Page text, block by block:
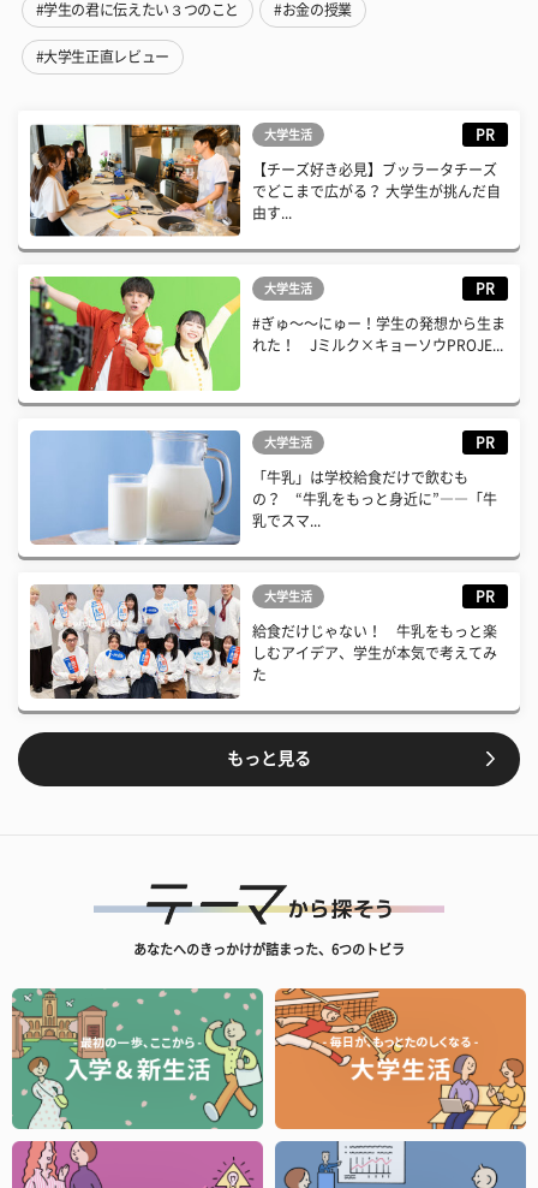
#学生の君に伝えたい３つのこと #お金の授業
#大学生正直レビュー
大学生活 PR
【チーズ好き必見】ブッラータチーズ
でどこまで広がる？ 大学生が挑んだ自
由す...
大学生活 PR
#ぎゅ〜〜にゅー！学生の発想から生ま
れた！ Jミルク×キョーソウPROJE...
大学生活 PR
「牛乳」は学校給食だけで飲むも
の？ “牛乳をもっと身近に”――「牛
乳でスマ...
大学生活 PR
給食だけじゃない！ 牛乳をもっと楽
しむアイデア、学生が本気で考えてみ
た
もっと見る
あなたへのきっかけが詰まった、6つのトビラ